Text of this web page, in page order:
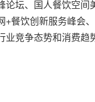
论坛、国人餐饮空
+餐饮创新服务峰会
业竞争态势和消费趋